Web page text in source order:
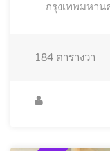
กรุงเทพมหาน
184 ตารางวา